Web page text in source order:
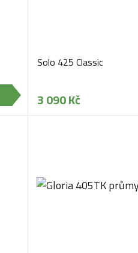
Solo 425 Classic
3 090 Kč